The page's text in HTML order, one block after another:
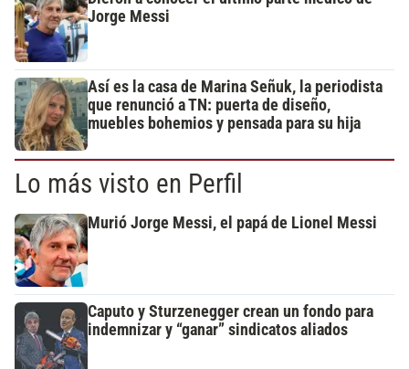
Jorge Messi
Así es la casa de Marina Señuk, la periodista
que renunció a TN: puerta de diseño,
muebles bohemios y pensada para su hija
Lo más visto en Perfil
Murió Jorge Messi, el papá de Lionel Messi
Caputo y Sturzenegger crean un fondo para
indemnizar y “ganar” sindicatos aliados